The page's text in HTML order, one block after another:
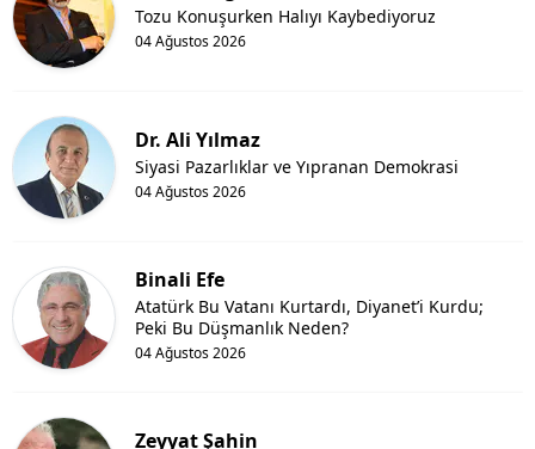
04 Ağustos 2026
Tozu Konuşurken Halıyı Kaybediyoruz
Dr. Ali Yılmaz
04 Ağustos 2026
Siyasi Pazarlıklar ve Yıpranan Demokrasi
Binali Efe
04 Ağustos 2026
Atatürk Bu Vatanı Kurtardı, Diyanet’i Kurdu;
Peki Bu Düşmanlık Neden?
Zeyyat Şahin